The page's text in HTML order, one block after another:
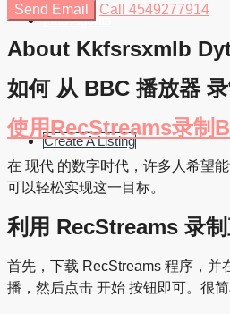
Find Agents
Create A Listing
Send Email Call 4549277914
About Kkfsrsxmlb
如何 从 BBC 播放器
使用RecStreams录制
在 现代 的数字时代，许多人希望
可以轻松实现这一目标。
利用 RecStreams 录
首先，下载 RecStreams 程序，并
播，然后点击 开始 按钮即可。很简